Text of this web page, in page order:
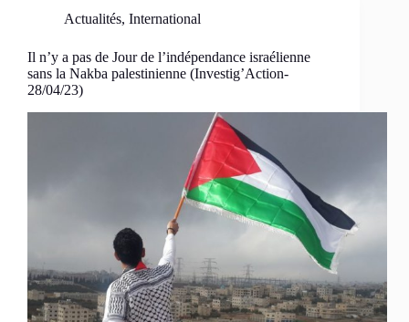
Actualités, International
Il n’y a pas de Jour de l’indépendance israélienne
sans la Nakba palestinienne (Investig’Action-
28/04/23)